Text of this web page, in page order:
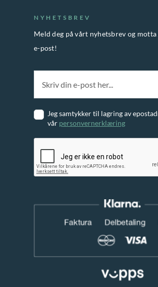
NYHETSBREV
Meld deg på vårt nyhetsbrev og
e-post!
Jeg samtykker til lagring av
vår personvernerklæring